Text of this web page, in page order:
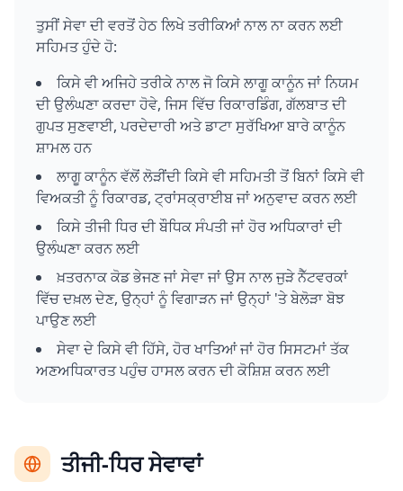
ਤੁਸੀਂ ਸੇਵਾ ਦੀ ਵਰਤੋਂ ਹੇਠ ਲਿਖੇ ਤਰੀਕਿਆਂ ਨਾਲ ਨਾ ਕਰਨ ਲਈ
ਸਹਿਮਤ ਹੁੰਦੇ ਹੋ:
ਕਿਸੇ ਵੀ ਅਜਿਹੇ ਤਰੀਕੇ ਨਾਲ ਜੋ ਕਿਸੇ ਲਾਗੂ ਕਾਨੂੰਨ ਜਾਂ ਨਿਯਮ
ਦੀ ਉਲੰਘਣਾ ਕਰਦਾ ਹੋਵੇ, ਜਿਸ ਵਿੱਚ ਰਿਕਾਰਡਿੰਗ, ਗੱਲਬਾਤ ਦੀ
ਗੁਪਤ ਸੁਣਵਾਈ, ਪਰਦੇਦਾਰੀ ਅਤੇ ਡਾਟਾ ਸੁਰੱਖਿਆ ਬਾਰੇ ਕਾਨੂੰਨ
ਸ਼ਾਮਲ ਹਨ
ਲਾਗੂ ਕਾਨੂੰਨ ਵੱਲੋਂ ਲੋੜੀਂਦੀ ਕਿਸੇ ਵੀ ਸਹਿਮਤੀ ਤੋਂ ਬਿਨਾਂ ਕਿਸੇ ਵੀ
ਵਿਅਕਤੀ ਨੂੰ ਰਿਕਾਰਡ, ਟ੍ਰਾਂਸਕ੍ਰਾਈਬ ਜਾਂ ਅਨੁਵਾਦ ਕਰਨ ਲਈ
ਕਿਸੇ ਤੀਜੀ ਧਿਰ ਦੀ ਬੌਧਿਕ ਸੰਪਤੀ ਜਾਂ ਹੋਰ ਅਧਿਕਾਰਾਂ ਦੀ
ਉਲੰਘਣਾ ਕਰਨ ਲਈ
ਖ਼ਤਰਨਾਕ ਕੋਡ ਭੇਜਣ ਜਾਂ ਸੇਵਾ ਜਾਂ ਉਸ ਨਾਲ ਜੁੜੇ ਨੈੱਟਵਰਕਾਂ
ਵਿੱਚ ਦਖ਼ਲ ਦੇਣ, ਉਨ੍ਹਾਂ ਨੂੰ ਵਿਗਾੜਨ ਜਾਂ ਉਨ੍ਹਾਂ 'ਤੇ ਬੇਲੋੜਾ ਬੋਝ
ਪਾਉਣ ਲਈ
ਸੇਵਾ ਦੇ ਕਿਸੇ ਵੀ ਹਿੱਸੇ, ਹੋਰ ਖਾਤਿਆਂ ਜਾਂ ਹੋਰ ਸਿਸਟਮਾਂ ਤੱਕ
ਅਣਅਧਿਕਾਰਤ ਪਹੁੰਚ ਹਾਸਲ ਕਰਨ ਦੀ ਕੋਸ਼ਿਸ਼ ਕਰਨ ਲਈ
ਤੀਜੀ-ਧਿਰ ਸੇਵਾਵਾਂ